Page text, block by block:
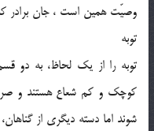
توبه
توبه را از يك لحاظ، به دو
كوچك و كم شعاع هستند و
شوند اما دسته ديگري از